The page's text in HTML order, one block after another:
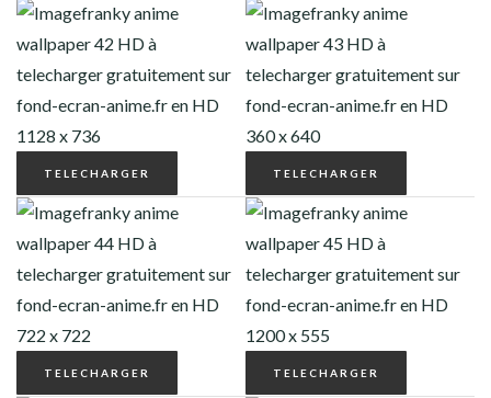
TELECHARGER TELECHARGER
TELECHARGER TELECHARGER